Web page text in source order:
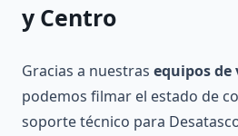
y Centro
Gracias a nuestras equipos de
podemos filmar el estado de
soporte técnico para